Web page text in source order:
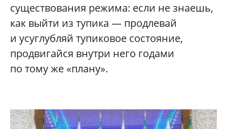
существования режима: если не знаешь,
как выйти из тупика — продлевай
и усуглубляй тупиковое состояние,
продвигайся внутри него годами
по тому же «плану».